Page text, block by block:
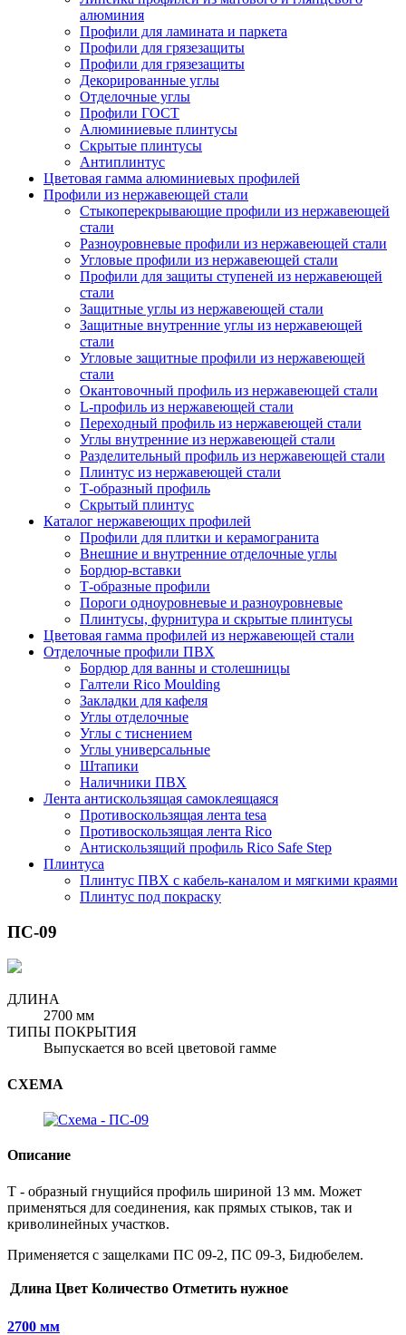
алюминия
Профили для ламината и паркета
Профили для грязезащиты
Профили для грязезащиты
Декорированные углы
Отделочные углы
Профили ГОСТ
Алюминиевые плинтусы
Скрытые плинтусы
Антиплинтус
Цветовая гамма алюминиевых профилей
Профили из нержавеющей стали
Стыкоперекрывающие профили из нержавеющей
стали
Разноуровневые профили из нержавеющей стали
Угловые профили из нержавеющей стали
Профили для защиты ступеней из нержавеющей
стали
Защитные углы из нержавеющей стали
Защитные внутренние углы из нержавеющей
стали
Угловые защитные профили из нержавеющей
стали
Окантовочный профиль из нержавеющей стали
L-профиль из нержавеющей стали
Переходный профиль из нержавеющей стали
Углы внутренние из нержавеющей стали
Разделительный профиль из нержавеющей стали
Плинтус из нержавеющей стали
Т-образный профиль
Скрытый плинтус
Каталог нержавеющих профилей
Профили для плитки и керамогранита
Внешние и внутренние отделочные углы
Бордюр-вставки
Т-образные профили
Пороги одноуровневые и разноуровневые
Плинтусы, фурнитура и скрытые плинтусы
Цветовая гамма профилей из нержавеющей стали
Отделочные профили ПВХ
Бордюр для ванны и столешницы
Галтели Rico Moulding
Закладки для кафеля
Углы отделочные
Углы с тиснением
Углы универсальные
Штапики
Наличники ПВХ
Лента антискользящая самоклеящаяся
Противоскользящая лента tesa
Противоскользящая лента Rico
Антискользящий профиль Rico Safe Step
Плинтуса
Плинтус ПВХ с кабель-каналом и мягкими краями
Плинтус под покраску
ПС-09
ДЛИНА
2700 мм
ТИПЫ ПОКРЫТИЯ
Выпускается во всей цветовой гамме
СХЕМА
Описание
Т - образный гнущийся профиль шириной 13 мм. Может
применяться для соединения, как прямых стыков, так и
криволинейных участков.
Применяется с защелками ПС 09-2, ПС 09-3, Бидюбелем.
Длина Цвет Количество Отметить нужное
2700 мм